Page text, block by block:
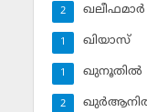
ഖലീഫമാര്‍
2
ഖിയാസ്
1
ഖുനൂതില്‍
1
2